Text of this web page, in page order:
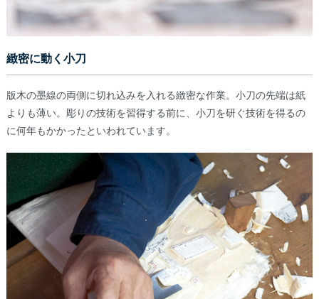
緻密に動く小刀
版木の墨線の両側に切れ込みを入れる緻密な作業。小刀の先端は紙
よりも薄い。彫りの技術を習得する前に、小刀を研ぐ技術を得るの
に何年もかかったといわれています。